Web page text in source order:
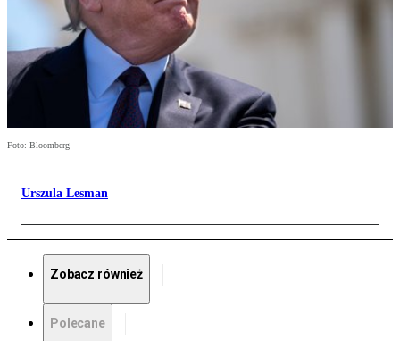
Foto: Bloomberg
Urszula Lesman
Zobacz również
Polecane